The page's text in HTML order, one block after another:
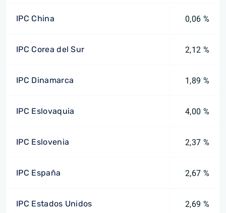
IPC China 0,06 %
IPC Corea del Sur 2,12 %
IPC Dinamarca 1,89 %
IPC Eslovaquia 4,00 %
IPC Eslovenia 2,37 %
IPC España 2,67 %
IPC Estados Unidos 2,69 %